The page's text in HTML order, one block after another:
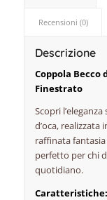
Recensioni (0)
Descrizione
Coppola Becco
Finestrato
Scopri
d’oca, realizzata
raffinata
perfetto per chi
quotidiano.
Caratteristiche: